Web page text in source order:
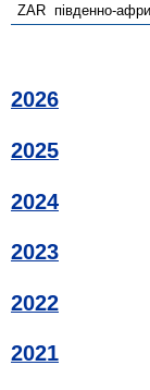
ZAR південно-
2026
2025
2024
2023
2022
2021